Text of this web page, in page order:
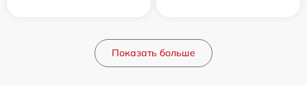
Показать больше